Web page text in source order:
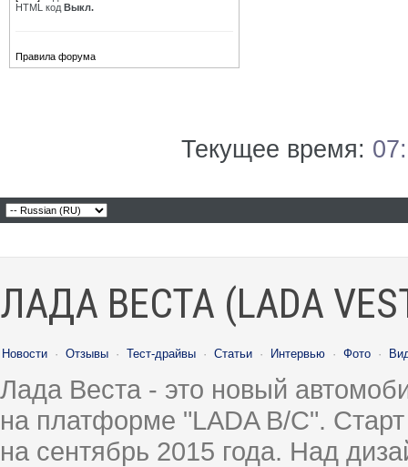
HTML код Выкл.
Правила форума
Текущее время:
ЛАДА ВЕСТА (LADA
Новости · Отзывы · Тест-драйвы · Статьи · Интервью · Фото ·
Лада Веста - это новый
на платформе "LADA B/C".
на сентябрь 2015 года. Над